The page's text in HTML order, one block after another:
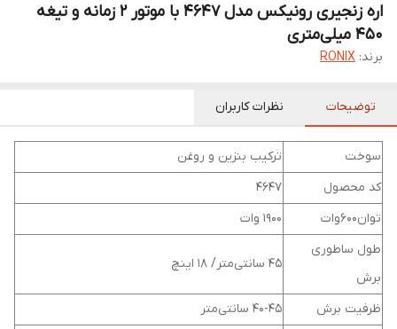
اره زنجیری رونیکس مدل 4647 با موتور ۲ زمانه و تیغه
۴۵۰ میلی‌متری
برند: RONIX
توضیحات نظرات کاربران
سوخت
ترکیب بنزین و روغن
کد محصول
4647
توان600وات
1900 وات
طول ساطوری
برش
45 سانتی‌متر/ 18 اینچ
ظرفیت برش
40-45 سانتی‌متر